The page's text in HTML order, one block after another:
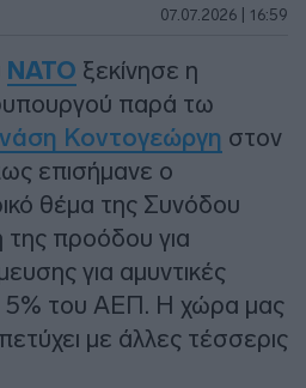
07.07.2026 | 16:59
ΝΑΤΟ ξεκίνησε η
παρά τω
Κοντογεώργη στον
επισήμανε ο
θέμα της Συνόδου
της προόδου για
για αμυντικές
5% του ΑΕΠ. Η χώρα μας
με άλλες τέσσερις